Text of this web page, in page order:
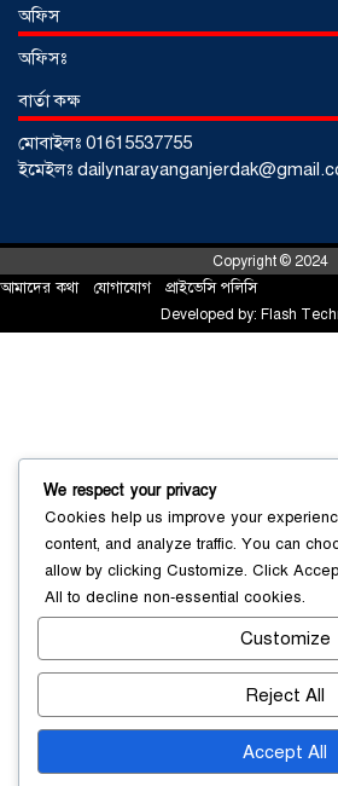
শর্টগান
০৩
সোনারগাঁয়ে ৬৮
সোনারগাঁয়ে
ঠিকাদারের
০২ আগস্ট
নারায়ণগঞ্জে
নেতৃত্বে বাঁধন-
অফিস
অফিসঃ
বার্তা কক্ষ
মোবাইলঃ 01615537755
ইমেইলঃ
Copyright © 2024
আমাদের কথা যোগাযোগ প্রাইভেসি পলিসি
Developed by: Flash
We respect your privacy
Cookies help us improve your
content, and analyze traffic. You can
allow by clicking Customize. Click
All to decline non-essential cookies.
Customize
Reject All
Accept All